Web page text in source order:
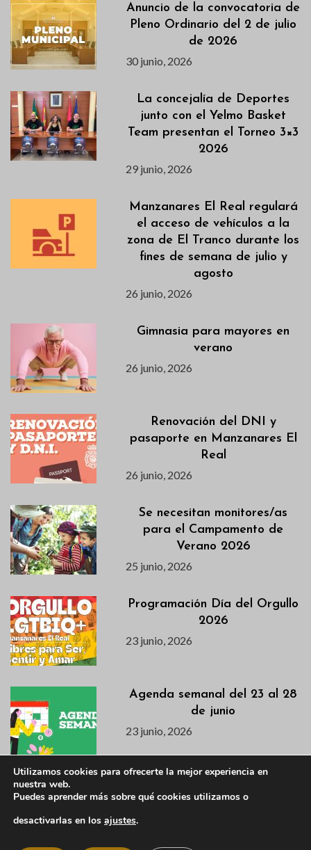
Anuncio de la convocatoria de
Pleno Ordinario del 2 de julio
de 2026
30 junio, 2026
La concejalía de Deportes
junto con el Yelmo Basket
Team presentan el Torneo 3×3
2026
29 junio, 2026
Manzanares El Real regulará
el acceso de vehículos a la
zona de El Tranco durante los
fines de semana de julio y
agosto
26 junio, 2026
Gimnasia para mayores en
verano
26 junio, 2026
Renovación del DNI y
pasaporte en Manzanares El
Real
26 junio, 2026
Se necesitan monitores/as
para el Campamento de
Verano 2026
25 junio, 2026
Programación Día del Orgullo
2026
23 junio, 2026
Agenda semanal del 23 al 28
de junio
23 junio, 2026
Idiomas abre matrícula y
Utilizamos cookies para ofrecerte la mejor experiencia en
nuestra web.
Puedes aprender más sobre qué cookies utilizamos o
desactivarlas en los ajustes.